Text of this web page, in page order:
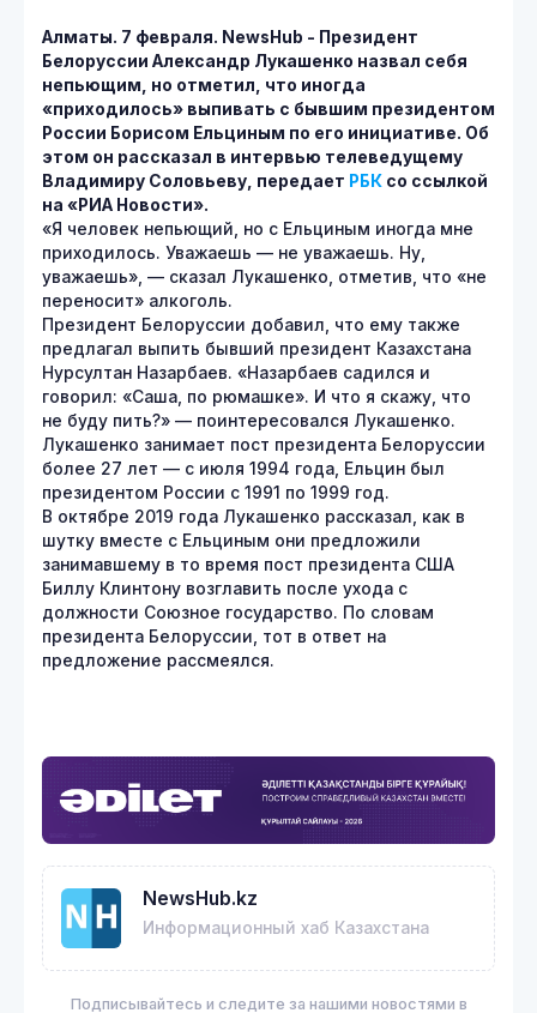
Алматы. 7 февраля. NewsHub - Президент
Белоруссии Александр Лукашенко назвал себя
непьющим, но отметил, что иногда
«приходилось» выпивать с бывшим президентом
России Борисом Ельциным по его инициативе. Об
этом он рассказал в интервью телеведущему
Владимиру Соловьеву, передает РБК со ссылкой
на «РИА Новости».
«Я человек непьющий, но с Ельциным иногда мне
приходилось. Уважаешь — не уважаешь. Ну,
уважаешь», — сказал Лукашенко, отметив, что «не
переносит» алкоголь.
Президент Белоруссии добавил, что ему также
предлагал выпить бывший президент Казахстана
Нурсултан Назарбаев. «Назарбаев садился и
говорил: «Саша, по рюмашке». И что я скажу, что
не буду пить?» — поинтересовался Лукашенко.
Лукашенко занимает пост президента Белоруссии
более 27 лет — с июля 1994 года, Ельцин был
президентом России с 1991 по 1999 год.
В октябре 2019 года Лукашенко рассказал, как в
шутку вместе с Ельциным они предложили
занимавшему в то время пост президента США
Биллу Клинтону возглавить после ухода с
должности Союзное государство. По словам
президента Белоруссии, тот в ответ на
предложение рассмеялся.
NewsHub.kz
Информационный хаб Казахстана
Подписывайтесь и следите за нашими новостями в